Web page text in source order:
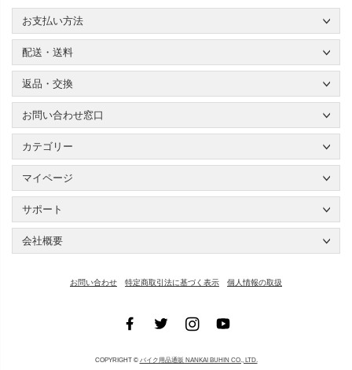
お支払い方法
配送・送料
返品・交換
お問い合わせ窓口
カテゴリー
マイページ
サポート
会社概要
お問い合わせ 特定商取引法に基づく表示 個人情報の取扱
COPYRIGHT © バイク用品通販 NANKAI BUHIN CO., LTD.